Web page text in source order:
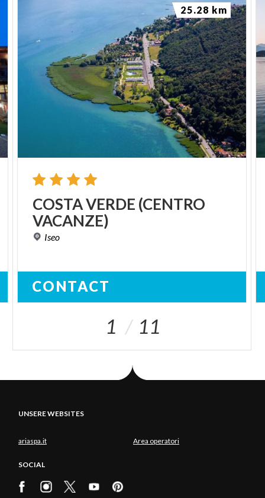
COSTAVERDE (CENTRO
VACANZE)
Iseo
CONTACT
25.28 km
1 11
UNSERE WEBSITES
ariaspa.it Area operatori
SOCIAL